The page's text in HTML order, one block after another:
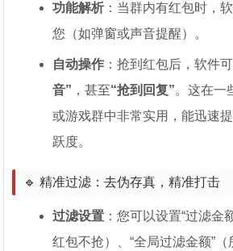
功能解析 ：当群内有红包时，
您（如弹窗或声音提醒）。
自动操作 ：抢到红包后，软件
音” ，甚至“抢到回复”。这在一
或游戏群中非常实用，能迅速
跃度。
🔹 精准过滤：去伪存真，精准打击
过滤设置 ：您可以设置“过滤金
红包不抢）、“全局过滤金额”